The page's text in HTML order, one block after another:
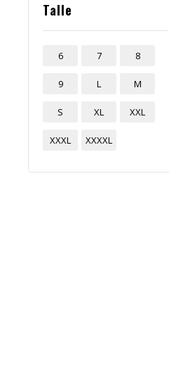
Talle
6 7 8
9 L M
S XL XXL
XXXL XXXXL